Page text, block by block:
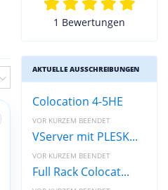
1 Bewertungen
AKTUELLE AUSSCHREIBUNGEN
Colocation 4-5HE
VOR KURZEM BEENDET
VServer mit PLESK...
VOR KURZEM BEENDET
Full Rack Colocat...